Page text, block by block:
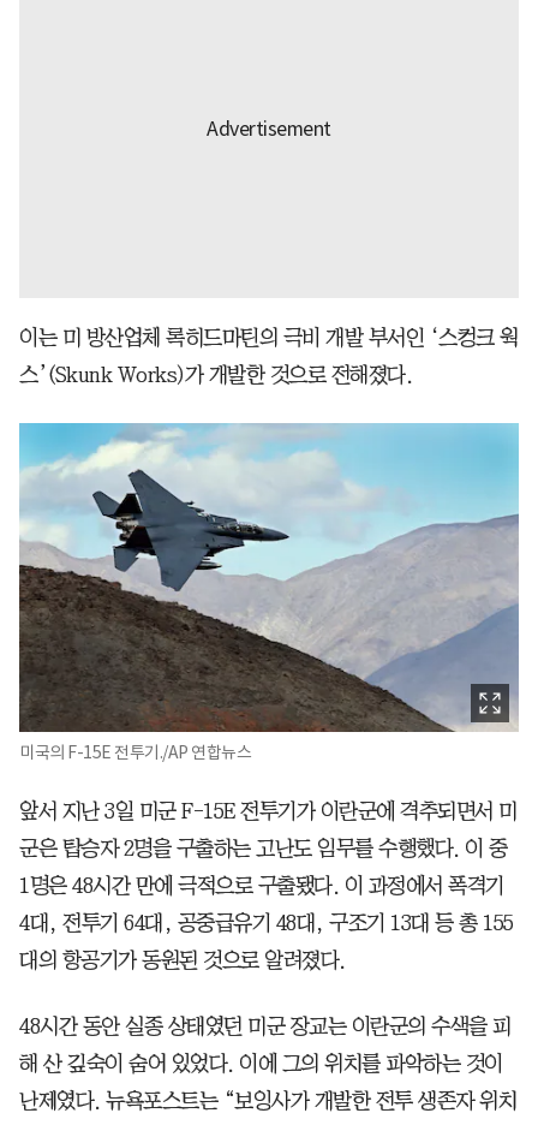
이는 미 방산업체 록히드마틴의 극비 개발 부서인 ‘스컹크 웍
스’(Skunk Works)가 개발한 것으로 전해졌다.
미국의 F-15E 전투기./AP 연합뉴스
앞서 지난 3일 미군 F-15E 전투기가 이란군에 격추되면서 미
군은 탑승자 2명을 구출하는 고난도 임무를 수행했다. 이 중
1명은 48시간 만에 극적으로 구출됐다. 이 과정에서 폭격기
4대, 전투기 64대, 공중급유기 48대, 구조기 13대 등 총 155
대의 항공기가 동원된 것으로 알려졌다.
48시간 동안 실종 상태였던 미군 장교는 이란군의 수색을 피
해 산 깊숙이 숨어 있었다. 이에 그의 위치를 파악하는 것이
난제였다. 뉴욕포스트는 “보잉사가 개발한 전투 생존자 위치